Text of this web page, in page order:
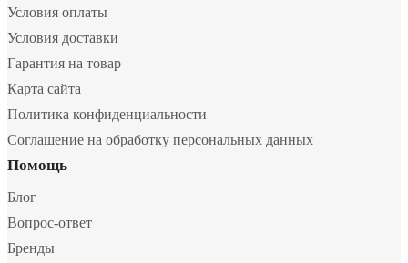
Условия оплаты
Условия доставки
Гарантия на товар
Карта сайта
Политика конфиденциальности
Соглашение на обработку персональных данных
Помощь
Блог
Вопрос-ответ
Бренды